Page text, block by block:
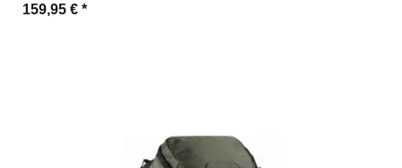
159,95 € *